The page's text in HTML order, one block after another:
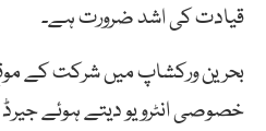
قیادت کی اشد ضرورت ہے۔
بحرین ورکشاپ میں شرکت کے موقع
خصوصی انٹرویو دیتے ہوئے